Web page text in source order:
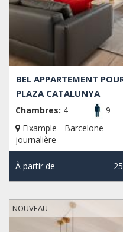
BEL APPARTEMENT
PLAZA CATALUNYA
Chambres: 4 9
Eixample - Barcelone
journalière
À partir de
NOUVEAU